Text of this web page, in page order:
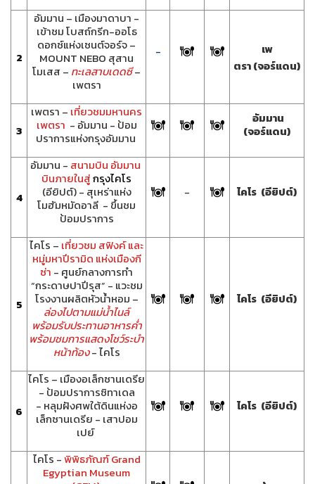
2
อัมมาน – เมืองมาดาบา -
เข้าชม โบสถ์กรีก-ออโธ
ดอกซ์แห่งเซนต์จอร์จ –
MOUNT NEBO สุสาน
โมเสส – ทะเลสาบเดดซี–
เพตรา
-
เพ
ตรา (จอร์แดน)
3
เพตรา – เที่ยวชมมหานคร
เพตรา - อัมมาน - ป้อม
ปราการแห่งกรุงอัมมาน
อัมมาน
(จอร์แดน)
4
อัมมาน - สนามบิน อัมมาน
บินภายในสู่กรุงไคโร
(อียิปต์) - สุเหร่าแห่ง
โมฮัมหมัดอาลี - ขึ้นชม
ป้อมปราการ
- ไคโร (อียิปต์)
5
ไคโร – เที่ยวชม สฟิงค์ และ
หมู่มหาปีรามิด แห่งเมืองกี
ซ่า - ศูนย์กลางการทำ
“กระดาษปาปีรุส” - แวะชม
โรงงานผลิตหัวน้ำหอม –
ล่องไปตามแม่น้ำไนล์
พร้อมรับประทานอาหารค่ำ
พร้อมชมการแสดงโชว์ระบำ
หน้าท้อง- ไคโร
ไคโร (อียิปต์)
6
ไคโร – เมืองอเล็กซานเดรีย
- ป้อมปราการซิทาเดล
- หลุมฝังศพใต้ดินแห่งอ
เล็กซานเดรีย - เสาปอม
เปย์
ไคโร (อียิปต์)
ไคโร -พิพิธภัณฑ์ Grand
Egyptian Museum